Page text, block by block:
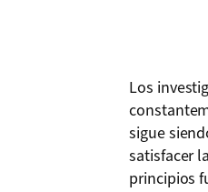
Los
sigue
satisfacer
principios